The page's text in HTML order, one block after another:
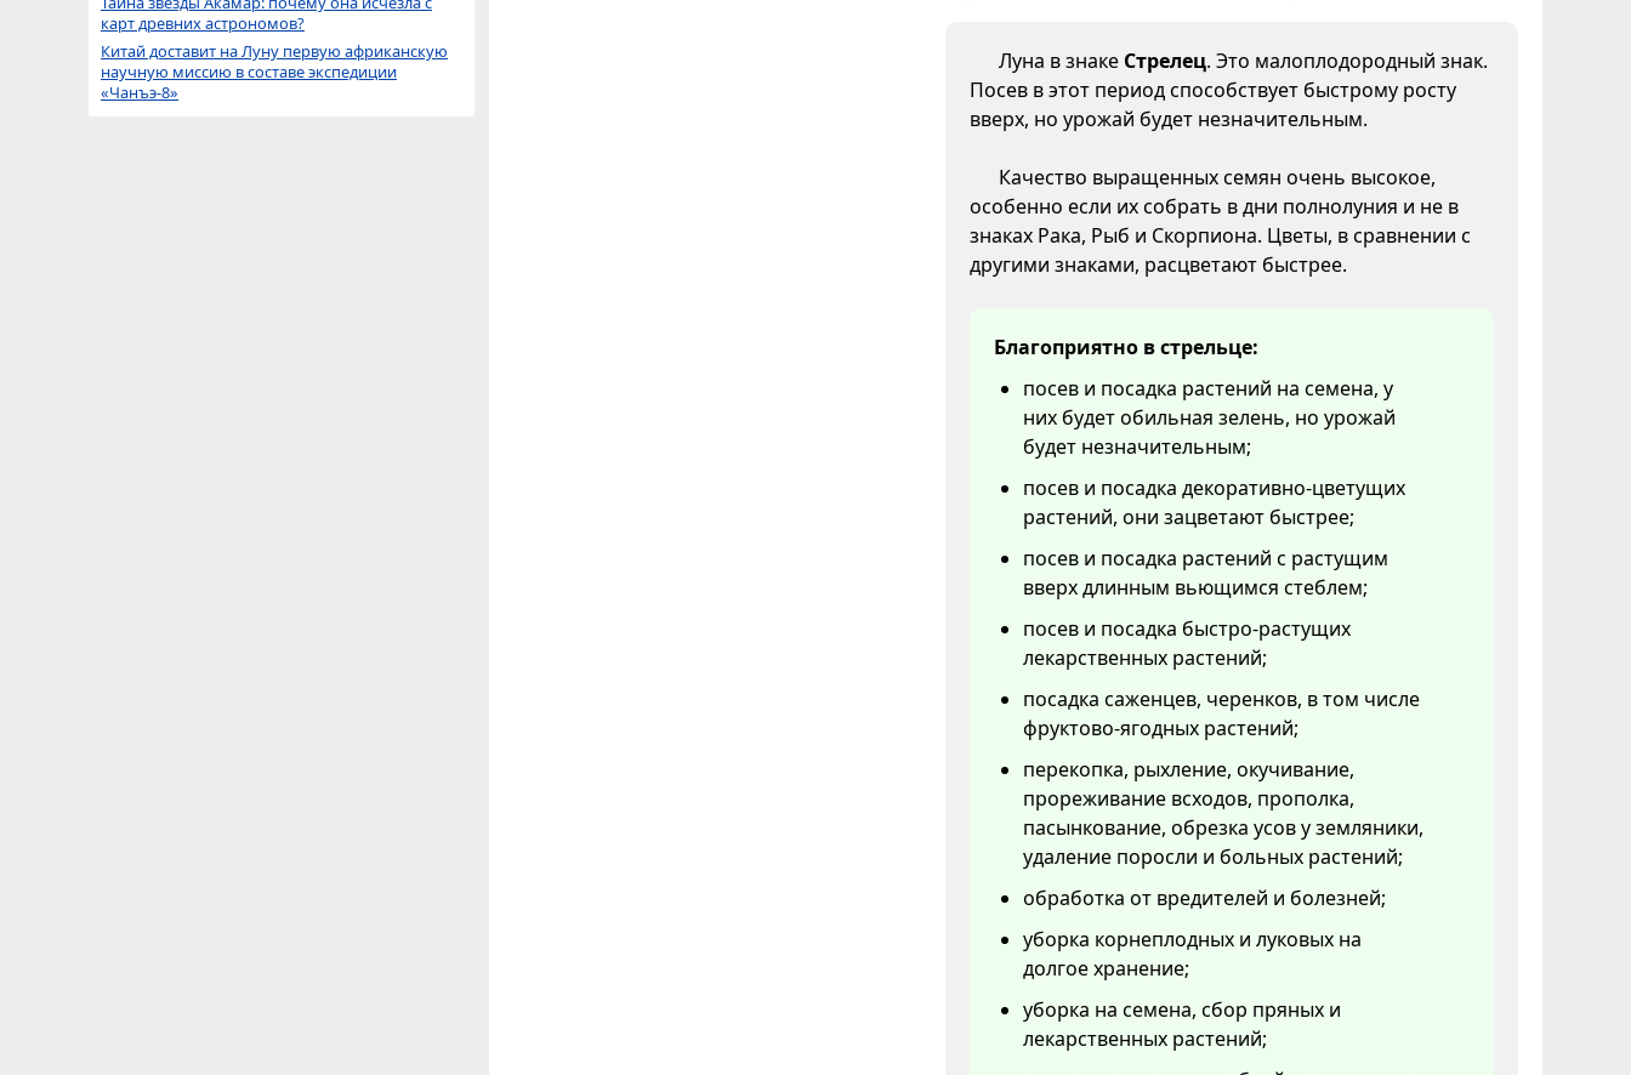
Луна в знаке Стрелец. Это малоплодородный знак.
Посев в этот период способствует быстрому росту
вверх, но урожай будет незначительным.
Качество выращенных семян очень высокое,
особенно если их собрать в дни полнолуния и не в
знаках Рака, Рыб и Скорпиона. Цветы, в сравнении с
другими знаками, расцветают быстрее.
Благоприятно в стрельце:
посев и посадка растений на семена, у
них будет обильная зелень, но урожай
будет незначительным;
посев и посадка декоративно-цветущих
растений, они зацветают быстрее;
посев и посадка растений с растущим
вверх длинным вьющимся стеблем;
посев и посадка быстро-растущих
лекарственных растений;
посадка саженцев, черенков, в том числе
фруктово-ягодных растений;
перекопка, рыхление, окучивание,
прореживание всходов, прополка,
пасынкование, обрезка усов у земляники,
удаление поросли и больных растений;
обработка от вредителей и болезней;
уборка корнеплодных и луковых на
долгое хранение;
уборка на семена, сбор пряных и
лекарственных растений;
карт древних астрономов?
Китай доставит на Луну первую африканскую
научную миссию в составе экспедиции
«Чанъэ-8»